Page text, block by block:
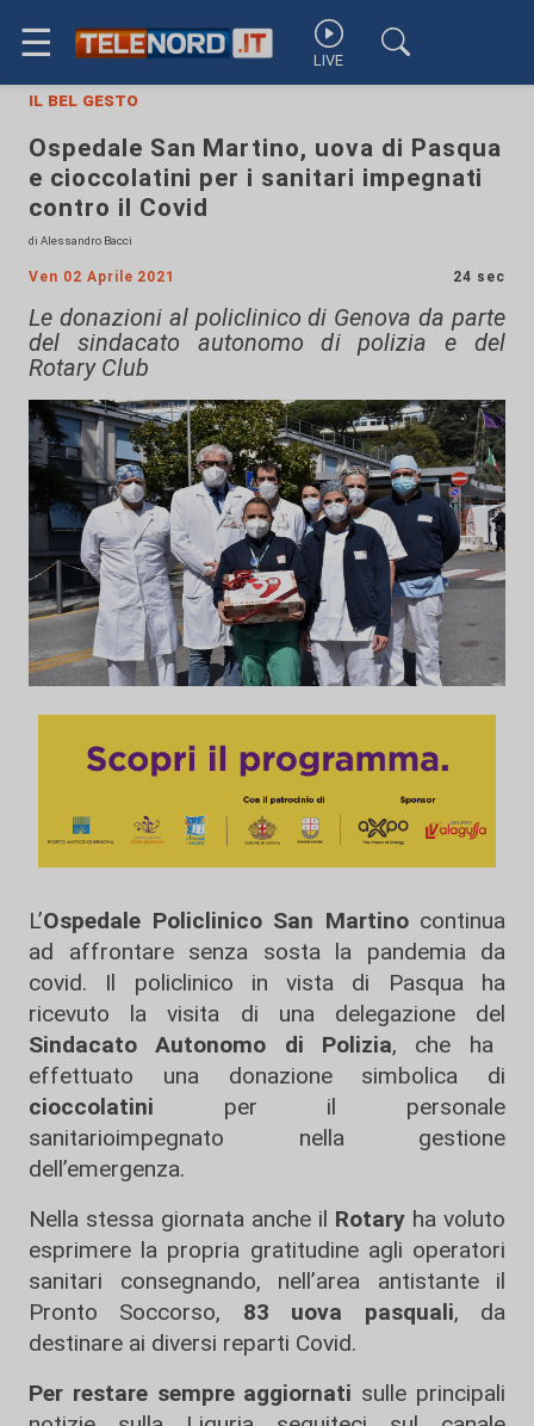
☰ LIVE
il bel gesto
Ospedale San Martino, uova di Pasqua
e cioccolatini per i sanitari impegnati
contro il Covid
di Alessandro Bacci
Ven 02 Aprile 2021 24 sec
Le donazioni al policlinico di Genova da parte
del sindacato autonomo di polizia e del
Rotary Club
L’Ospedale Policlinico San Martinocontinua
ad affrontare senza sosta la pandemia da
covid. Il policlinico in vista di Pasqua ha
ricevuto la visita di una delegazione del
Sindacato Autonomo di Polizia, che ha
effettuato una donazione simbolica di
cioccolatini per il personale
sanitarioimpegnato nella gestione
dell’emergenza.
Nella stessa giornata anche il Rotary ha voluto
esprimere la propria gratitudine agli operatori
sanitari consegnando, nell’area antistante il
Pronto Soccorso, 83 uova pasquali, da
destinare ai diversi reparti Covid.
Per restare sempre aggiornati sulle principali